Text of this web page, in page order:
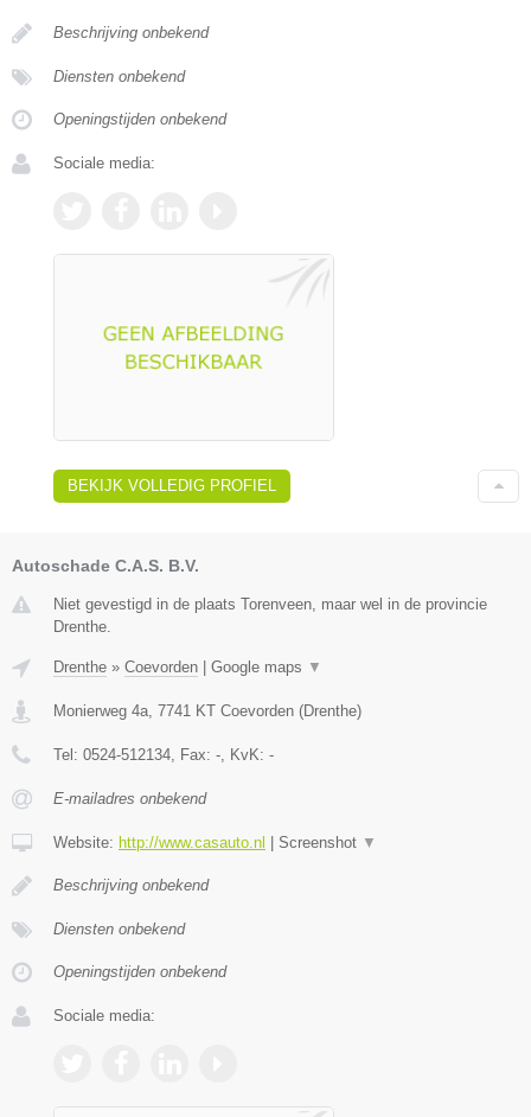
Beschrijving onbekend
Diensten onbekend
Openingstijden onbekend
Sociale media:
BEKIJK VOLLEDIG PROFIEL
Autoschade C.A.S. B.V.
Niet gevestigd in de plaats Torenveen, maar wel in de provincie
Drenthe.
Drenthe » Coevorden Google maps ▼
Monierweg 4a, 7741 KT Coevorden (Drenthe)
Tel: 0524-512134, Fax: -, KvK: -
E-mailadres onbekend
Website: http://www.casauto.nl Screenshot ▼
Beschrijving onbekend
Diensten onbekend
Openingstijden onbekend
Sociale media: